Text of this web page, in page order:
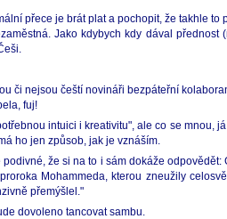
přece je brát plat a pochopit, že takhle to
Jako kdybych kdy dával přednost
či nejsou čeští novináři bezpáteřní
fuj!
intuici i kreativitu", ale co se mnou,
ho jen způsob, jak je vznáším.
že si na to i sám dokáže
Mohammeda, kterou zneužily
přemýšlel."
dovoleno tancovat sambu.